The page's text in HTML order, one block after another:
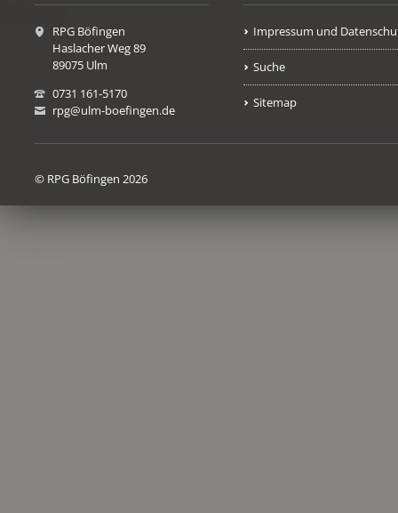
RPG Böfingen
Haslacher Weg 89
89075 Ulm
0731 161-5170
rpg@ulm-boefingen.de
Impressum und
Suche
Sitemap
© RPG Böfingen 2026